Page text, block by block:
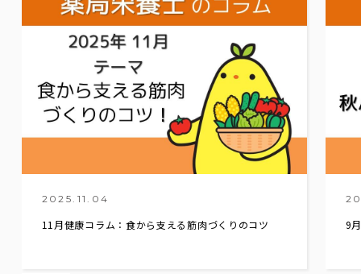
2025.11.04
11月健康コラム：食から支える筋肉づくりのコツ 9